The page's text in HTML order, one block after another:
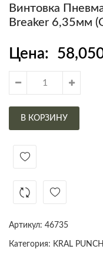
Винтовка
Breaker 6,35мм
Цена:
В КОРЗИНУ
Артикул: 46735
Категория: KRAL